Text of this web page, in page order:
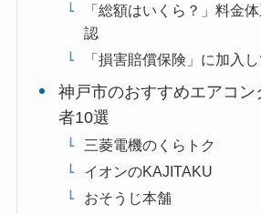
「総額はいくら？」料金
認
「損害賠償保険」に加入
神戸市のおすすめエアコン
者10選
三菱電機のくらトク
イオンのKAJITAKU
おそうじ本舗